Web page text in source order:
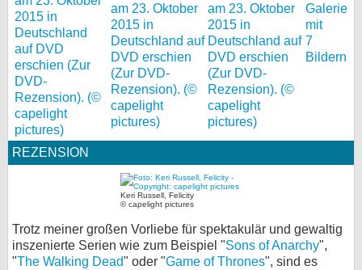
Galerie
mit
7
Bildern
REZENSION
Keri Russell, Felicity
© capelight pictures
Trotz meiner großen Vorliebe für spektakulär und gewaltig
inszenierte Serien wie zum Beispiel "Sons of Anarchy",
"The Walking Dead" oder "Game of Thrones", sind es